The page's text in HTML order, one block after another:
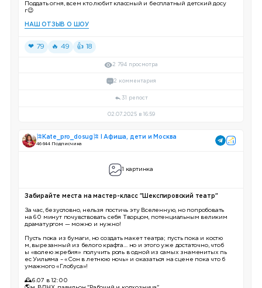
Поддать огня, всем кто любит классный и бесплатный детский досу
г😉
НАШ ОТЗЫВ О ШОУ
❤ 79 🔥 49 👍 18
2 794 просмотра
2 комментария
31 репост
02.07.2025 в 16:59
🎏Kate_pro_dosug🎏 I Афиша, дети и Москва
46 644 Подписчика
1 картинка
Забирайте места на мастер-класс "Шекспировский театр"
За час, безусловно, нельзя постичь эту Вселенную, но попробовать
на 60 минут почувствовать себя Творцом, потенциальным великим
драматургом — можно и нужно!
Пусть пока из бумаги, но создать макет театра; пусть пока и костю
м, вырезанный из белого крафта… но и этого уже достаточно, чтоб
ы «волею жребия» получить роль в одной из самых знаменитых пь
ес Уильяма – «Сон в летнюю ночь» и оказаться на сцене пока что б
умажного «Глобуса»!
🕰6.07 в 12:00